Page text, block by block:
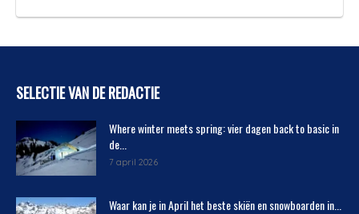
SELECTIE VAN DE REDACTIE
Where winter meets spring: vier dagen back to basic in
de...
7 april 2026
Waar kan je in April het beste skiën en snowboarden in...